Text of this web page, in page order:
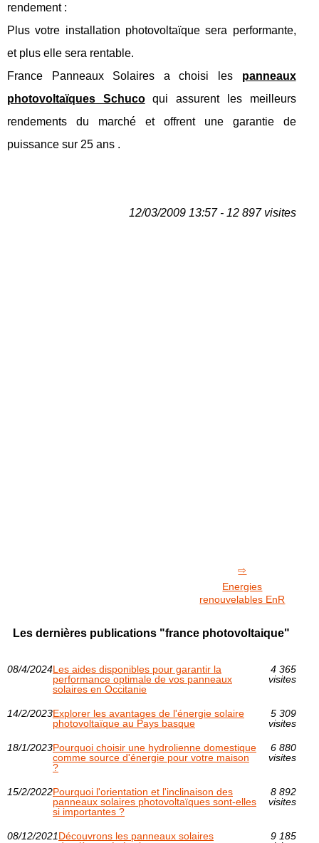
rendement :
Plus votre installation photovoltaïque sera performante,
et plus elle sera rentable.
France Panneaux Solaires a choisi les panneaux
photovoltaïques Schucoqui assurent les meilleurs
rendements du marché et offrent une garantie de
puissance sur 25 ans .
12/03/2009 13:57 - 12 897 visites
Energies
renouvelables EnR
Les dernières publications "france photovoltaique"
08/4/2024Les aides disponibles pour garantir la
performance optimale de vos panneaux
solaires en Occitanie
4 365
visites
14/2/2023Explorer les avantages de l'énergie solaire
photovoltaïque au Pays basque
5 309
visites
18/1/2023Pourquoi choisir une hydrolienne domestique
comme source d'énergie pour votre maison
?
6 880
visites
15/2/2022Pourquoi l'orientation et l'inclinaison des
panneaux solaires photovoltaïques sont-elles
si importantes ?
8 892
visites
08/12/2021Découvrons les panneaux solaires
9 185